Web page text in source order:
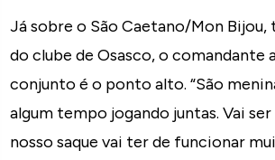
Já sobre o São Caetano/Mon
do clube de Osasco, o comandante
conjunto é o ponto alto. “São
algum tempo jogando juntas. Vai
nosso saque vai ter de funcionar